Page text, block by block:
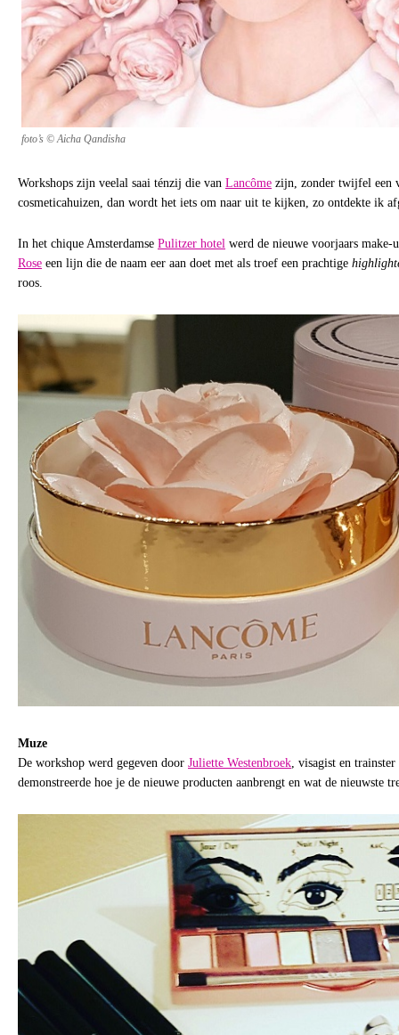
foto’s © Aicha Qandisha
Workshops zijn veelal saai ténzij die van Lancôme zijn, zonder twijfel een
cosmeticahuizen, dan wordt het iets om naar uit te kijken, zo ontdekte ik
In het chique Amsterdamse Pulitzer hotel werd de nieuwe voorjaars make-
Rose een lijn die de naam eer aan doet met als troef een prachtige
roos.
Muze
De workshop werd gegeven door Juliette Westenbroek , visagist en
demonstreerde hoe je de nieuwe producten aanbrengt en wat de nieuwste